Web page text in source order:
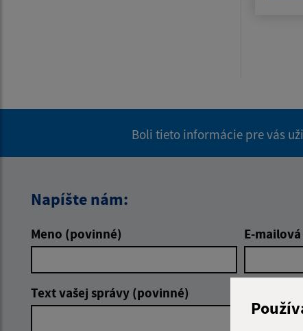
Boli tieto informácie pre vás
Napíšte nám:
Meno (povinné) E-
Text vašej správy (povinné)